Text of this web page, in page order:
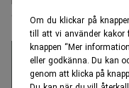
Om du klickar på
till att vi använder kakor
knappen “Mer
eller godkänna. Du kan
genom att klicka på
”Vi blir allt mer